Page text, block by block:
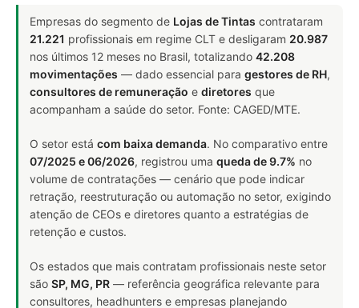
Empresas do segmento de Lojas de Tintas contrataram
21.221 profissionais em regime CLT e desligaram 20.987
nos últimos 12 meses no Brasil, totalizando 42.208
movimentações — dado essencial para gestores de RH,
consultores de remuneração e diretores que
acompanham a saúde do setor. Fonte: CAGED/MTE.
O setor está com baixa demanda. No comparativo entre
07/2025 e 06/2026, registrou uma queda de 9.7% no
volume de contratações — cenário que pode indicar
retração, reestruturação ou automação no setor, exigindo
atenção de CEOs e diretores quanto a estratégias de
retenção e custos.
Os estados que mais contratam profissionais neste setor
são SP, MG, PR — referência geográfica relevante para
consultores, headhunters e empresas planejando